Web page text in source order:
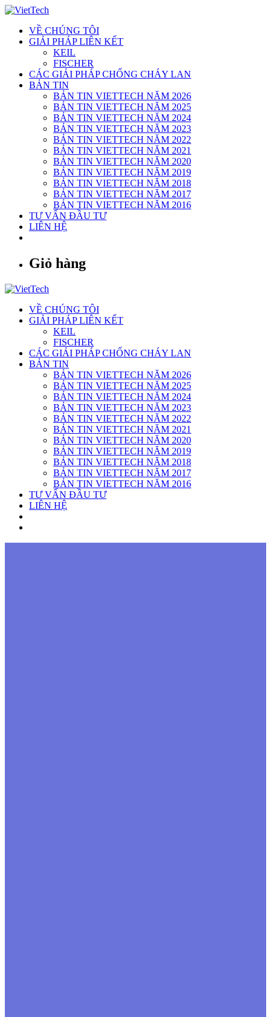
Skip
contentVỀ CHÚNG TÔI
GIẢI PHÁP LIÊN KẾT
KEIL
FISCHER
CÁC GIẢI PHÁP CHỐNG CHÁY LAN
BẢN TIN
BẢN TIN VIETTECH NĂM 2026
BẢN TIN VIETTECH NĂM 2025
BẢN TIN VIETTECH NĂM 2024
BẢN TIN VIETTECH NĂM 2023
BẢN TIN VIETTECH NĂM 2022
BẢN TIN VIETTECH NĂM 2021
BẢN TIN VIETTECH NĂM 2020
BẢN TIN VIETTECH NĂM 2019
BẢN TIN VIETTECH NĂM 2018
BẢN TIN VIETTECH NĂM 2017
BẢN TIN VIETTECH NĂM 2016
TƯ VẤN ĐẦU TƯ
LIÊN HỆ
Giỏ hàng
VỀ CHÚNG TÔI
GIẢI PHÁP LIÊN KẾT
KEIL
FISCHER
CÁC GIẢI PHÁP CHỐNG CHÁY LAN
BẢN TIN
BẢN TIN VIETTECH NĂM 2026
BẢN TIN VIETTECH NĂM 2025
BẢN TIN VIETTECH NĂM 2024
BẢN TIN VIETTECH NĂM 2023
BẢN TIN VIETTECH NĂM 2022
BẢN TIN VIETTECH NĂM 2021
BẢN TIN VIETTECH NĂM 2020
BẢN TIN VIETTECH NĂM 2019
BẢN TIN VIETTECH NĂM 2018
BẢN TIN VIETTECH NĂM 2017
BẢN TIN VIETTECH NĂM 2016
TƯ VẤN ĐẦU TƯ
LIÊN HỆ